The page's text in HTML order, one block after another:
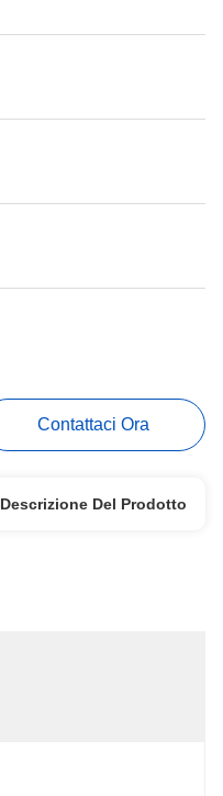
Contattaci Ora
Descrizione Del Prodotto